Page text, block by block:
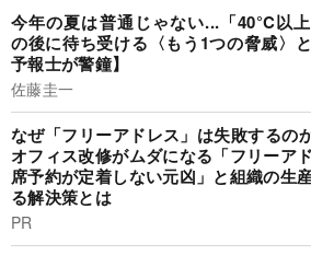
今年の夏は普通じゃない...「40°C以上
の後に待ち受ける〈もう1つの脅威〉
予報士が警鐘】
佐藤圭一
なぜ「フリーアドレス」は失敗するの
オフィス改修がムダになる「フリーア
席予約が定着しない元凶」と組織の生
る解決策とは
PR